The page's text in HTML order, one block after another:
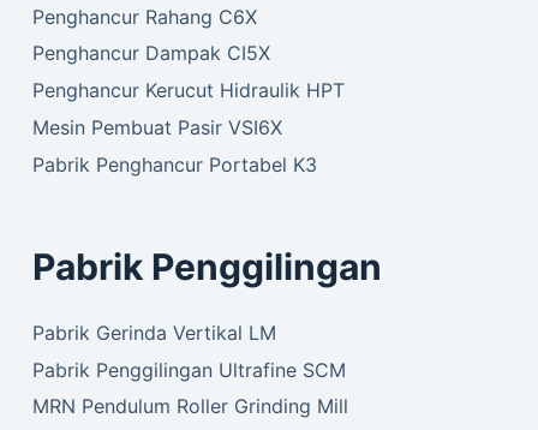
Penghancur Rahang C6X
Penghancur Dampak CI5X
Penghancur Kerucut Hidraulik HPT
Mesin Pembuat Pasir VSI6X
Pabrik Penghancur Portabel K3
Pabrik Penggilingan
Pabrik Gerinda Vertikal LM
Pabrik Penggilingan Ultrafine SCM
MRN Pendulum Roller Grinding Mill